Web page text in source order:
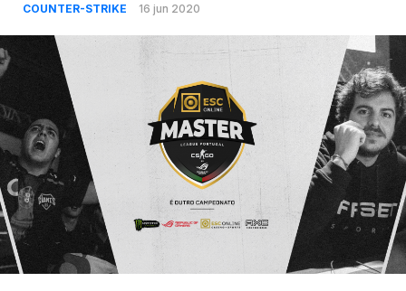
COUNTER-STRIKE 16 jun 2020